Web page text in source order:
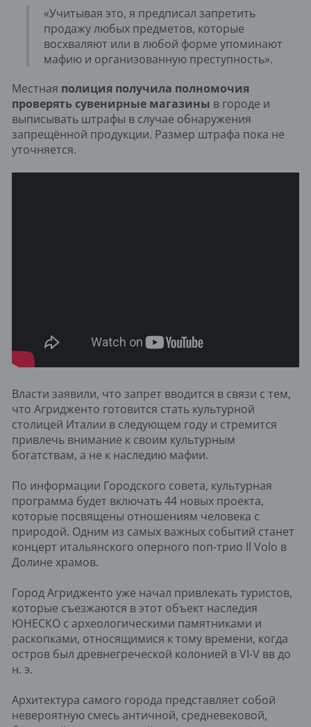
«Учитывая это, я предписал запретить
продажу любых предметов, которые
восхваляют или в любой форме упоминают
мафию и организованную преступность».
Местная полиция получила полномочия
проверять сувенирные магазины в городе и
выписывать штрафы в случае обнаружения
запрещённой продукции. Размер штрафа пока не
уточняется.
Власти заявили, что запрет вводится в связи с тем,
что Агридженто готовится стать культурной
столицей Италии в следующем году и стремится
привлечь внимание к своим культурным
богатствам, а не к наследию мафии.
По информации Городского совета, культурная
программа будет включать 44 новых проекта,
которые посвящены отношениям человека с
природой. Одним из самых важных событий станет
концерт итальянского оперного поп-трио Il Volo в
Долине храмов.
Город Агридженто уже начал привлекать туристов,
которые съезжаются в этот объект наследия
ЮНЕСКО с археологическими памятниками и
раскопками, относящимися к тому времени, когда
остров был древнегреческой колонией в VI-V вв до
н. э.
Архитектура самого города представляет собой
невероятную смесь античной, средневековой,